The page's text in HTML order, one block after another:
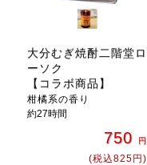
大分むぎ焼酎二階堂ロ
ーソク
【コラボ商品】
柑橘系の香り
約27時間
750 円
(税込825円)